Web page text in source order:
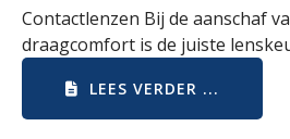
Contactlenzen Bij de aanschaf
draagcomfort is de juiste
LEES VERDER ...